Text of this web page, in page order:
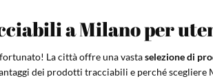
a Milano per
La città offre una vastaselezione di
dei prodotti tracciabili e perché